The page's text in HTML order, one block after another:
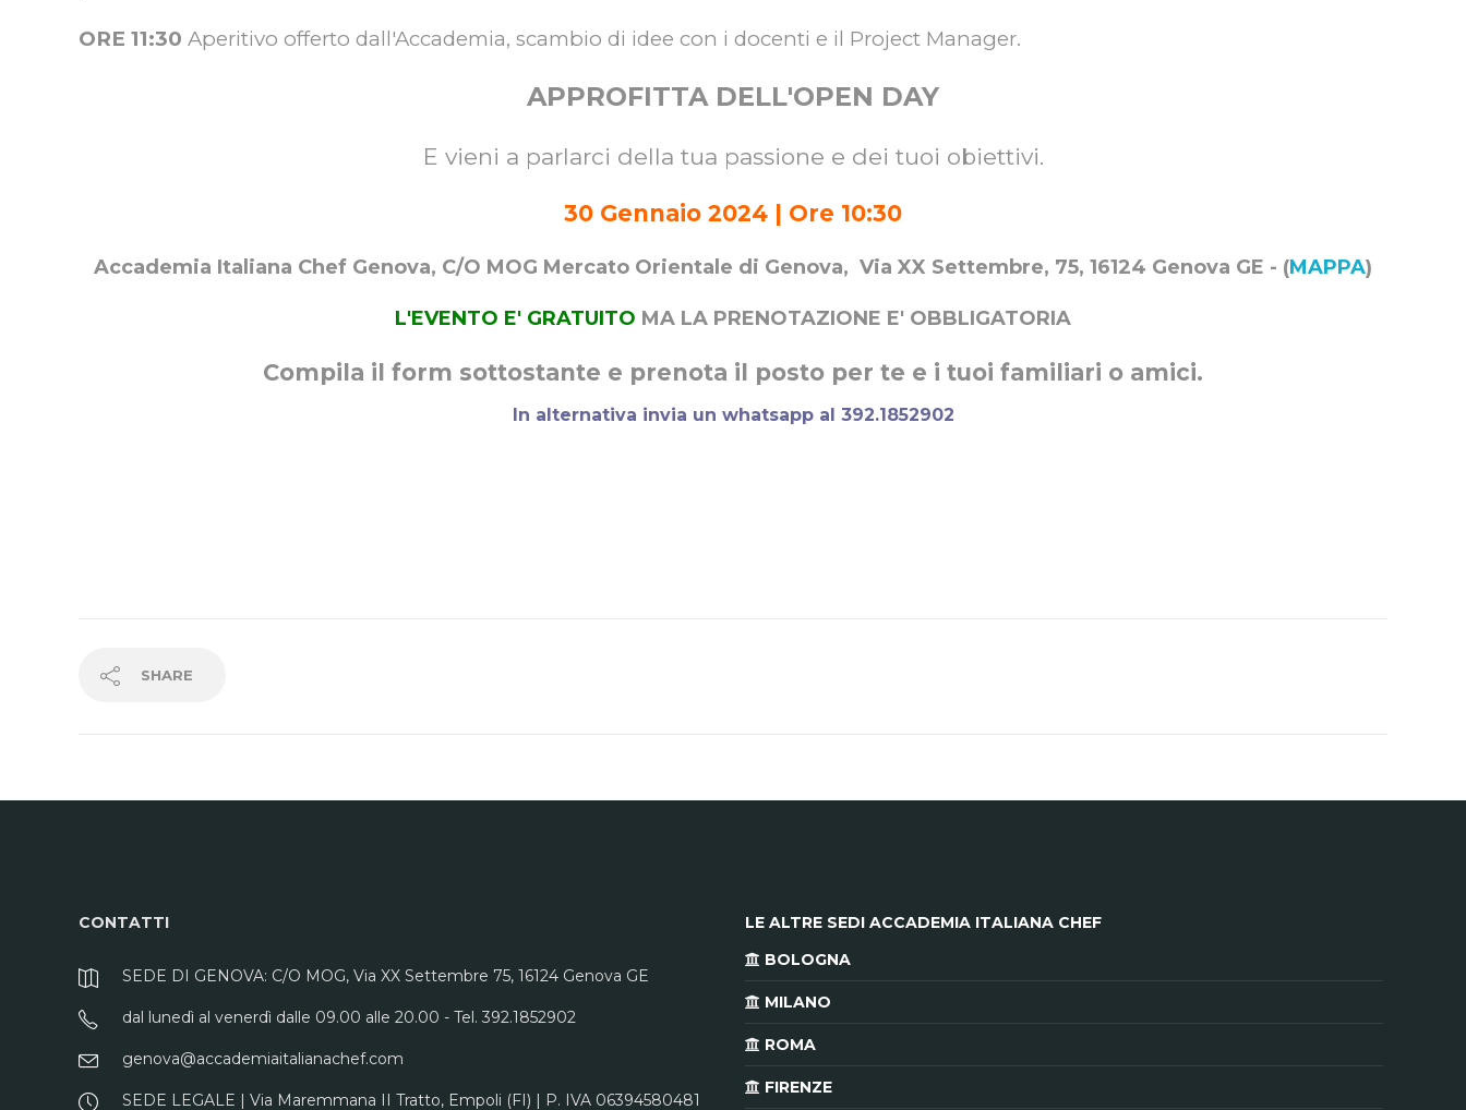
ORE 11:30 Aperitivo offerto dall'Accademia, scambio di idee con i docenti e il Project Manager.
APPROFITTA DELL'OPEN DAY
E vieni a parlarci della tua passione e dei tuoi obiettivi.
30 Gennaio 2024 | Ore 10:30
Accademia Italiana Chef Genova, C/O MOG Mercato Orientale di Genova, Via XX Settembre, 75, 16124 Genova GE - (MAPPA)
L'EVENTO E' GRATUITO MA LA PRENOTAZIONE E' OBBLIGATORIA
Compila il form sottostante e prenota il posto per te e i tuoi familiari o amici.
In alternativa invia un whatsapp al 392.1852902
SHARE
CONTATTI
SEDE DI GENOVA: C/O MOG, Via XX Settembre 75, 16124 Genova GE
dal lunedì al venerdì dalle 09.00 alle 20.00 - Tel. 392.1852902
genova@accademiaitalianachef.com
SEDE LEGALE | Via Maremmana II Tratto, Empoli (FI) | P. IVA 06394580481
LE ALTRE SEDI ACCADEMIA ITALIANA CHEF
BOLOGNA
MILANO
ROMA
FIRENZE